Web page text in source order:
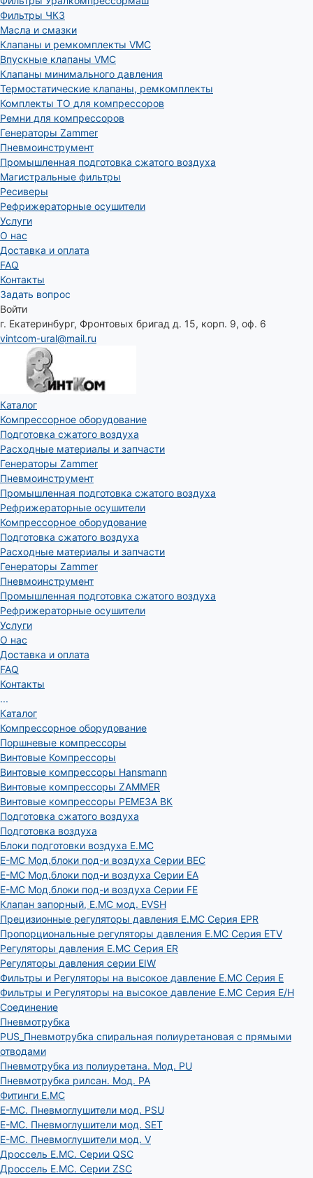
Фильтры ЧКЗ
Масла и смазки
Клапаны и ремкомплекты VMC
Впускные клапаны VMC
Клапаны минимального давления
Термостатические клапаны, ремкомплекты
Комплекты ТО для компрессоров
Ремни для компрессоров
Генераторы Zammer
Пневмоинструмент
Промышленная подготовка сжатого воздуха
Магистральные фильтры
Ресиверы
Рефрижераторные осушители
Услуги
О нас
Доставка и оплата
FAQ
Контакты
Задать вопрос
Войти
г. Екатеринбург, Фронтовых бригад д. 15, корп. 9, оф. 6
vintcom-ural@mail.ru
Каталог
Компрессорное оборудование
Подготовка сжатого воздуха
Расходные материалы и запчасти
Генераторы Zammer
Пневмоинструмент
Промышленная подготовка сжатого воздуха
Рефрижераторные осушители
Компрессорное оборудование
Подготовка сжатого воздуха
Расходные материалы и запчасти
Генераторы Zammer
Пневмоинструмент
Промышленная подготовка сжатого воздуха
Рефрижераторные осушители
Услуги
О нас
Доставка и оплата
FAQ
Контакты
...
Каталог
Компрессорное оборудование
Поршневые компрессоры
Винтовые Компрессоры
Винтовые компрессоры Hansmann
Винтовые компрессоры ZAMMER
Винтовые компрессоры РЕМЕЗА ВК
Подготовка сжатого воздуха
Подготовка воздуха
Блоки подготовки воздуха E.MC
E-MC Мод.блоки под-и воздуха Серии BEC
E-MC Мод.блоки под-и воздуха Серии EA
E-MC Мод.блоки под-и воздуха Серии FE
Клапан запорный, E.MC мод. EVSH
Прецизионные регуляторы давления E.MC Серия EPR
Пропорциональные регуляторы давления E.MC Серия ETV
Регуляторы давления E.MC Серия ER
Регуляторы давления серии EIW
Фильтры и Регуляторы на высокое давление E.MC Серия E
Фильтры и Регуляторы на высокое давление E.MC Серия E/H
Соединение
Пневмотрубка
PUS_Пневмотрубка спиральная полиуретановая с прямыми
отводами
Пневмотрубка из полиуретана. Мод. РU
Пневмотрубка рилсан. Мод. PA
Фитинги E.MC
E-MC. Пневмоглушители мод. PSU
E-MC. Пневмоглушители мод. SET
E-MC. Пневмоглушители мод. V
Дроссель E.MC. Серии QSC
Дроссель E.MC. Серии ZSC